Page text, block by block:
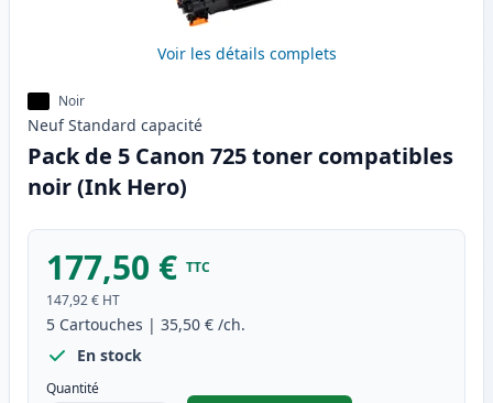
Voir les détails complets
Noir
Neuf Standard capacité
Pack de 5 Canon 725 toner compatibles
noir (Ink Hero)
177,50 € TTC
147,92 € HT
5 Cartouches | 35,50 € /ch.
En stock
Quantité